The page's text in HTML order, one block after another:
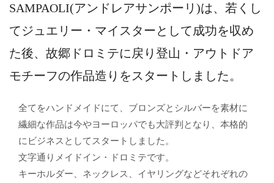
SAMPAOLI(アンドレアサンポーリ)は、若くし
てジュエリー・マイスターとして成功を収め
た後、故郷ドロミテに戻り登山・アウトドア
モチーフの作品造りをスタートしました。
全てをハンドメイドにて、ブロンズとシルバーを素材に
繊細な作品は今やヨーロッパでも大評判となり、本格的
にビジネスとしてスタートしました。
文字通りメイドイン・ドロミテです。
キーホルダー、ネックレス、イヤリングなどそれぞれの